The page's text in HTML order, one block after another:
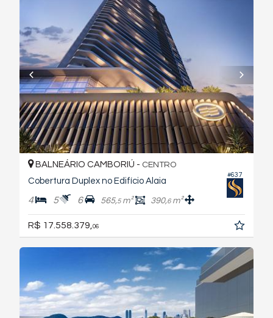
#637
BALNEÁRIO CAMBORIÚ - CENTRO
Cobertura Duplex no Edifício Alaia
4 5 6 565,5m² 390,6m²
R$ 17.558.379,06